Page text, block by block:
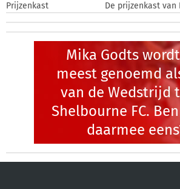
Prijzenkast De prijzenkast van
Mika Godts
meest genoemd
van de Wedstrijd
Shelbourne FC.
daarmee